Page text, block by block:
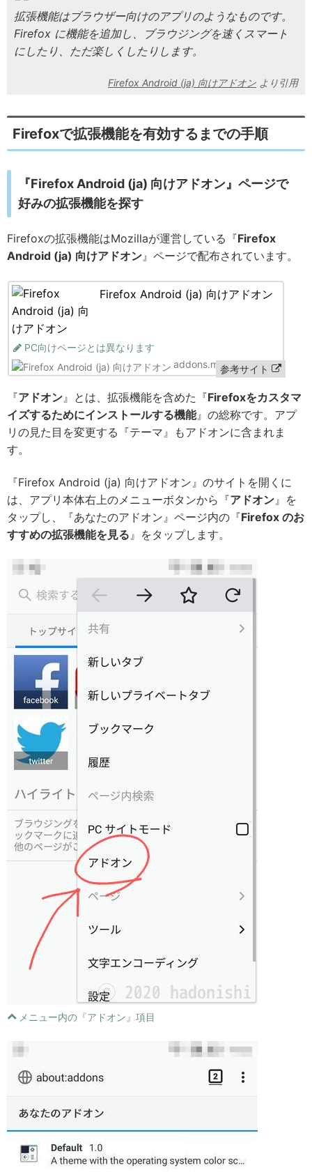
拡張機能はブラウザー向けのアプリのようなものです。
Firefox に機能を追加し、ブラウジングを速くスマート
にしたり、ただ楽しくしたりします。
Firefox Android (ja) 向けアドオン
Firefoxで拡張機能を有効するまでの手順
『Firefox Android (ja) 向けアドオン』ページで
好みの拡張機能を探す
Firefoxの拡張機能はMozillaが運営している『Firefox
Android (ja) 向けアドオン』ページで配布されています。
Firefox Android (ja) 向けアドオン
PC向けページとは異なります
addons.mozilla.org
参考サイト
『アドオン 』とは、拡張機能を含めた『Firefoxをカスタマ
イズするためにインストールする機能』の総称です。アプ
リの見た目を変更する『テーマ』もアドオンに含まれま
す。
『Firefox Android (ja) 向けアドオン』のサイトを開くに
は、アプリ本体右上のメニューボタンから『アドオン 』を
タップし、『あなたのアドオン』ページ内の『Firefox のお
すすめの拡張機能を見る 』をタップします。
メニュー内の『アドオン』項目